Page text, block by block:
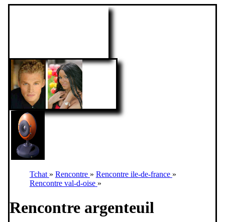
Tchat » Rencontre » Rencontre ile-de-france »
Rencontre val-d-oise »
Rencontre argenteuil